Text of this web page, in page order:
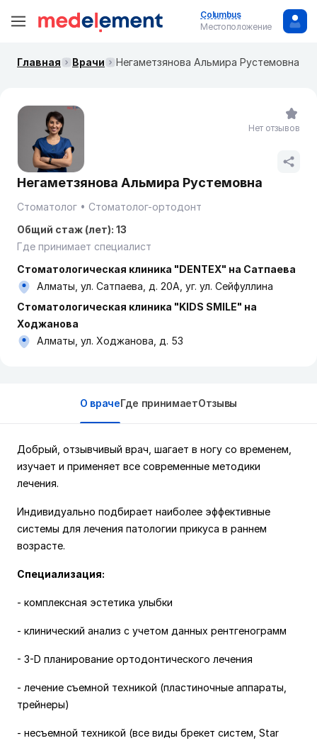
Columbus
Местоположение
Главная Врачи Негаметзянова Альмира Рустемовна
Негаметзянова Альмира Рустемовна
Стоматолог
Стоматолог-ортодонт
Общий стаж (лет): 13
Где принимает специалист
Стоматологическая клиника "DENTEX" на Сатпаева
Алматы, ул. Сатпаева, д. 20А, уг. ул. Сейфуллина
Стоматологическая клиника "KIDS SMILE" на
Ходжанова
Алматы, ул. Ходжанова, д. 53
Нет отзывов
О врачеГде принимаетОтзывы
Добрый, отзывчивый врач, шагает в ногу со временем,
изучает и применяет все современные методики
лечения.
Индивидуально подбирает наиболее эффективные
системы для лечения патологии прикуса в раннем
возрасте.
Специализация:
- комплексная эстетика улыбки
- клинический анализ с учетом данных рентгенограмм
- 3-D планирование ортодонтического лечения
- лечение съемной техникой (пластиночные аппараты,
трейнеры)
- несъемной техникой (все виды брекет систем, Star